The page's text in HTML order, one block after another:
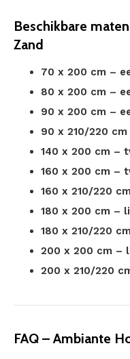
Beschikbare
Zand
70 x 200 cm –
80 x 200 cm –
90 x 200 cm –
90 x 210/220
140 x 200 cm –
160 x 200 cm –
160 x 210/220
180 x 200 cm –
180 x 210/220
200 x 200 cm –
200 x 210/220
FAQ – Ambiante